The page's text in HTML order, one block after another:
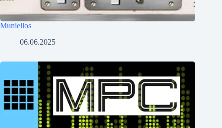
Muniellos
06.06.2025